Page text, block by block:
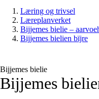
Læring og trivsel
Læreplanverket
Bijjemes bielie –
Bijjemes bielien bïjre
Bijjemes bielie
Bijjemes